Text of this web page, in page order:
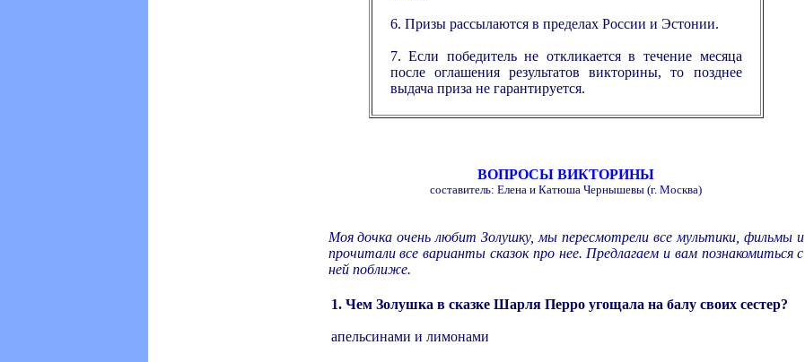
6. Призы рассылаются в пределах России и Эстонии.
7. Если победитель не откликается в течение месяца
после оглашения результатов викторины, то позднее
выдача приза не гарантируется.
ВОПРОСЫ ВИКТОРИНЫ
составитель: Елена и Катюша Чернышевы (г. Москва)
Моя дочка очень любит Золушку, мы пересмотрели все мультики, фильмы и
прочитали все варианты сказок про нее. Предлагаем и вам познакомиться с
ней поближе.
1. Чем Золушка в сказке Шарля Перро угощала на балу своих сестер?
апельсинами и лимонами